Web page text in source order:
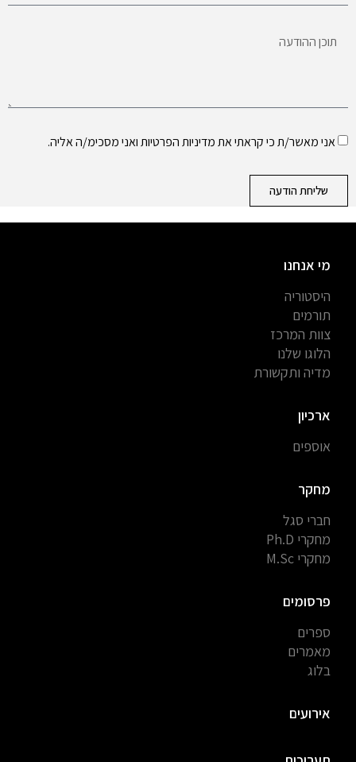
אני מאשר/ת כי קראתי אתמדיניות הפרטיותואני מסכימ/ה אליה.
שליחת הודעה
מי אנחנו
היסטוריה
תורמים
צוות המרכז
הלוגו שלנו
מדיה ותקשורת
ארכיון
אוספים
מחקר
חברי סגל
מחקרי Ph.D
מחקרי M.Sc
פרסומים
ספרים
מאמרים
בלוג
אירועים